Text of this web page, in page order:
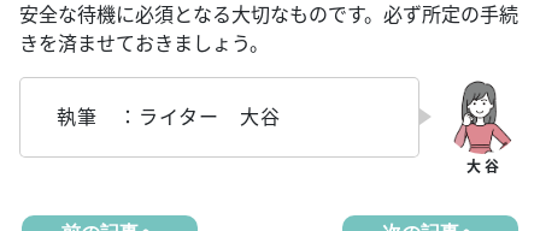
安全な待機に必須となる大切なものです。必ず所定の手続
きを済ませておきましょう。
執筆 ：ライター 大谷